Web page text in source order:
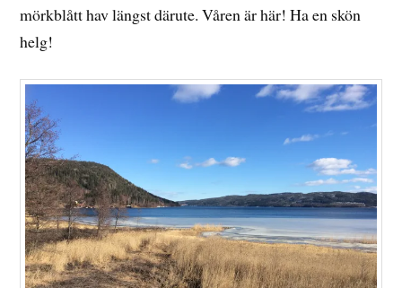
mörkblått hav längst därute. Våren är här! Ha en skön
helg!